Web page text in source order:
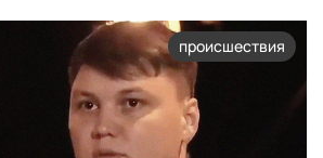
происшествия